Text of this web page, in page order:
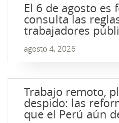
El 6 de agosto es
consulta las
trabajadores
agosto 4, 2026
Trabajo remoto,
despido: las
que el Perú aún